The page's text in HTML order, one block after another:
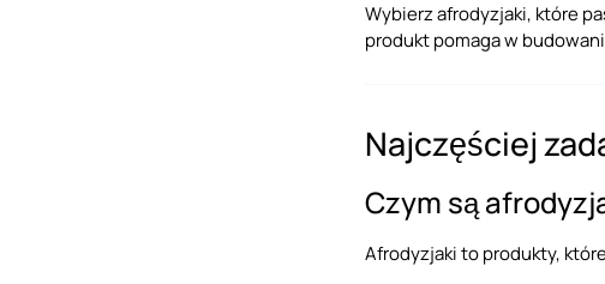
Wybierz afrodyzjaki, które
produkt pomaga w
Najczęściej
Czym są
Afrodyzjaki to produkty,